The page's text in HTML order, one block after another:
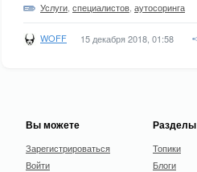
Услуги специалистов аутосоринга
WOFF 15 декабря 2018, 01:58
Вы можете
Зарегистрироваться
Войти
Разделы
Топики
Блоги